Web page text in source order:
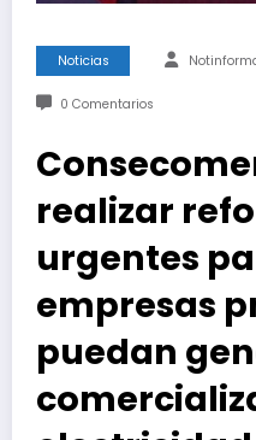
Noticias
0 Comentarios
realizar
urgentes
empresas
puedan